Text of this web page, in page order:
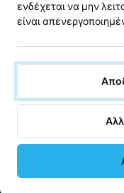
Over1000reviews
ενδέχεται να μην
είναι